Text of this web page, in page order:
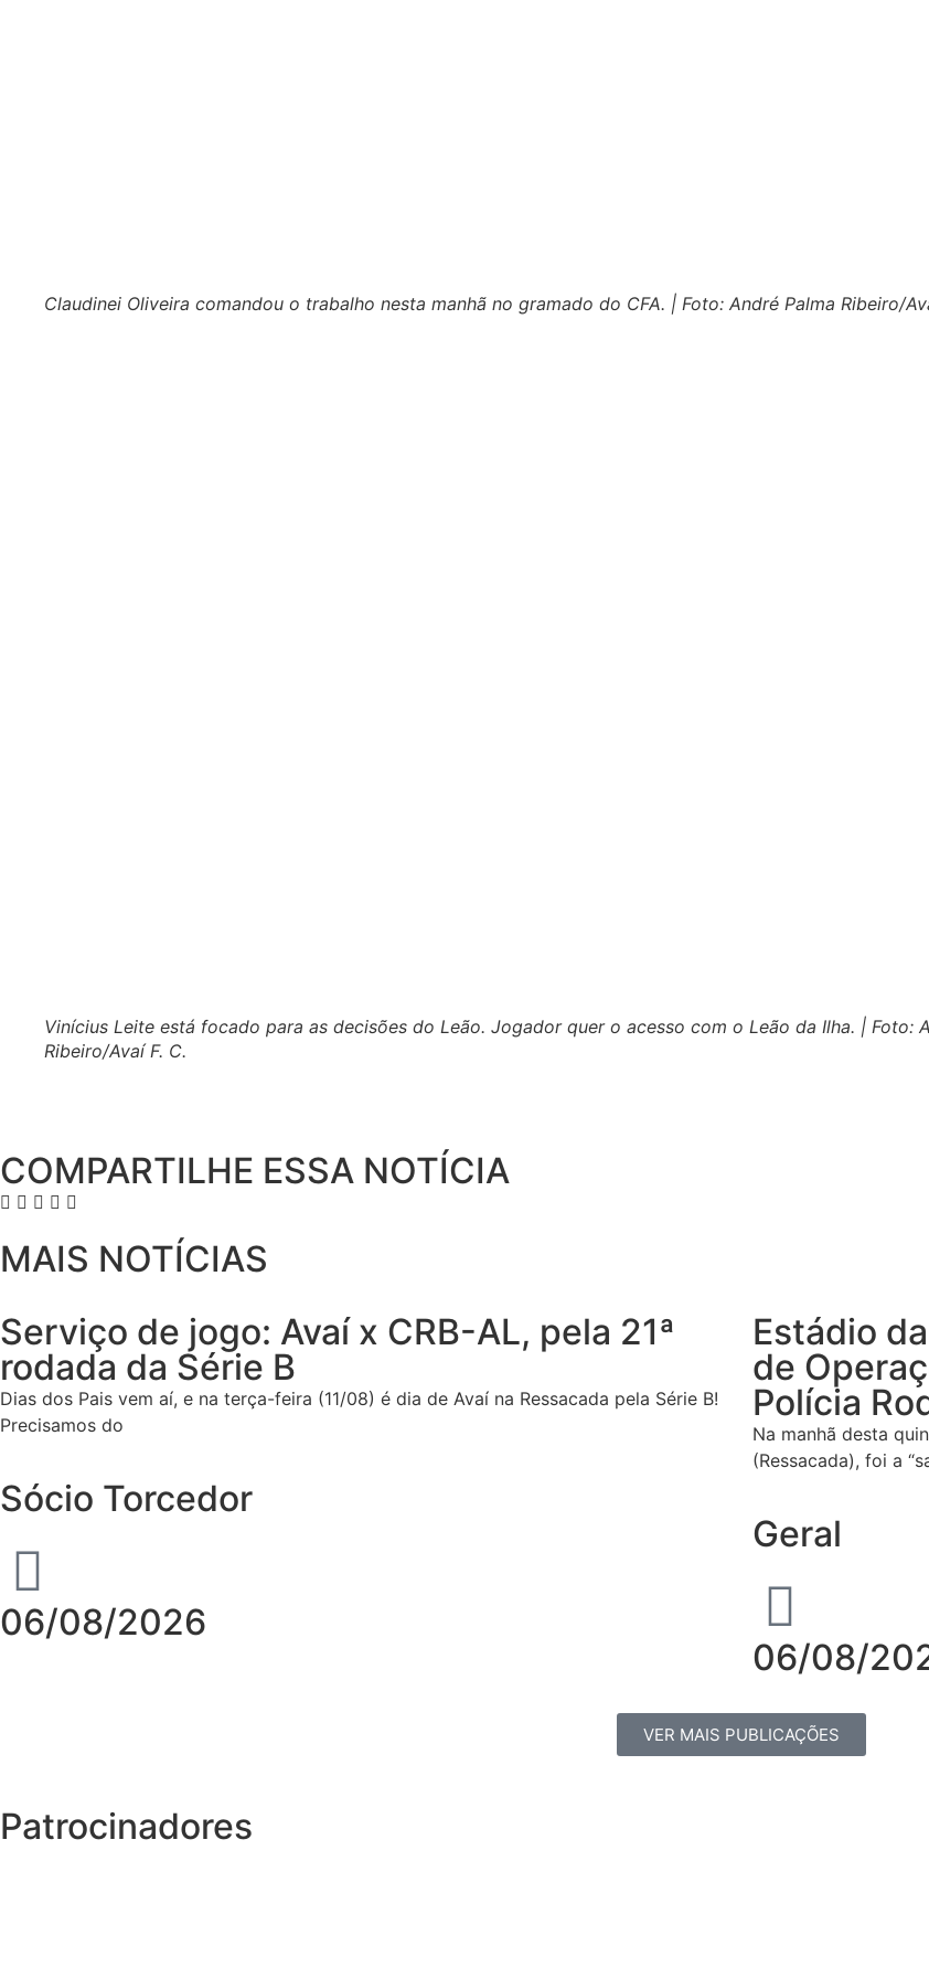
Claudinei Oliveira comandou o trabalho nesta manhã no gramado do CFA. | Foto: André Palma Ribeiro/
Vinícius Leite está focado para as decisões do Leão. Jogador quer o acesso com o Leão da Ilha. | Foto:
Ribeiro/Avaí F. C.
COMPARTILHE ESSA NOTÍCIA
MAIS NOTÍCIAS
Serviço de jogo: Avaí x CRB-AL, pela 21ª
rodada da Série B
Dias dos Pais vem aí, e na terça-feira (11/08) é dia de Avaí na Ressacada pela Série B!
Precisamos do
Sócio Torcedor
06/08/2026
Estádio
de
Polícia
Na manhã desta
(Ressacada), foi a
Geral
06/08/
VER MAIS PUBLICAÇÕES
Patrocinadores